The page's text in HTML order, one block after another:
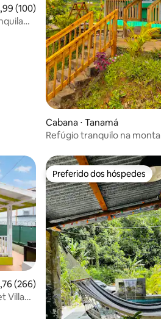
de uma avaliação média de 5, 100
(100)
Cabana ⋅ Tanamá
Refúgio tranquilo na
de uma avaliação média de 5, 266
(266)
Village
Preferido dos hóspedes
Preferido dos hóspedes